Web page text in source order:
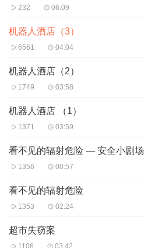
232 06:09
机器人酒店（3）
6561 04:04
机器人酒店（2）
1749 03:58
机器人酒店 （1）
1371 03:59
看不见的辐射危险 — 安全小剧场
1356 00:57
看不见的辐射危险
1353 02:24
超市失窃案
1106 03:42